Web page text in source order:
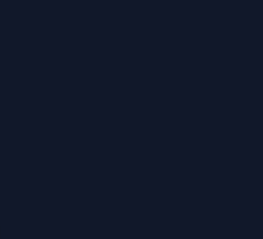
Weise aus jedem Wort leben, das